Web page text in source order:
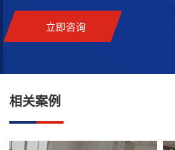
立即咨询
相关案例